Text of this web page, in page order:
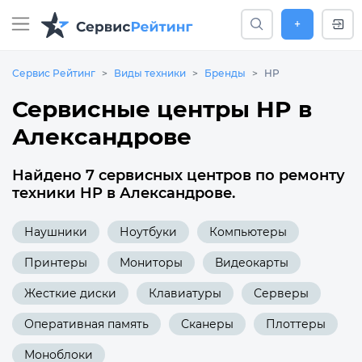
+
Сервис Рейтинг Виды техники Бренды HP
Сервисные центры HP в
Александрове
Найдено 7 сервисных центров по ремонту
техники HP в Александрове.
Наушники Ноутбуки Компьютеры
Принтеры Мониторы Видеокарты
Жесткие диски Клавиатуры Серверы
Оперативная память Сканеры Плоттеры
Моноблоки